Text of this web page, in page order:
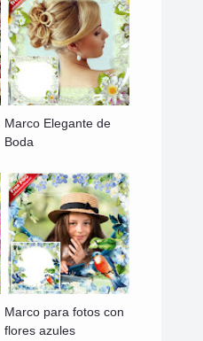
Marco Elegante de
Boda
Marco para fotos con
flores azules